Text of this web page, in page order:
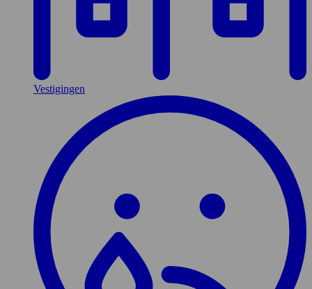
Vestigingen